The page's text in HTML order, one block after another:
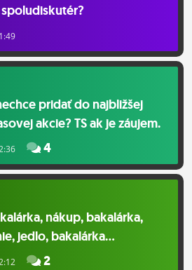
spoludiskutér?
pridať do najbližšej
akcie? TS ak je záujem.
4
nákup, bakalárka,
jedlo, bakalárka...
2